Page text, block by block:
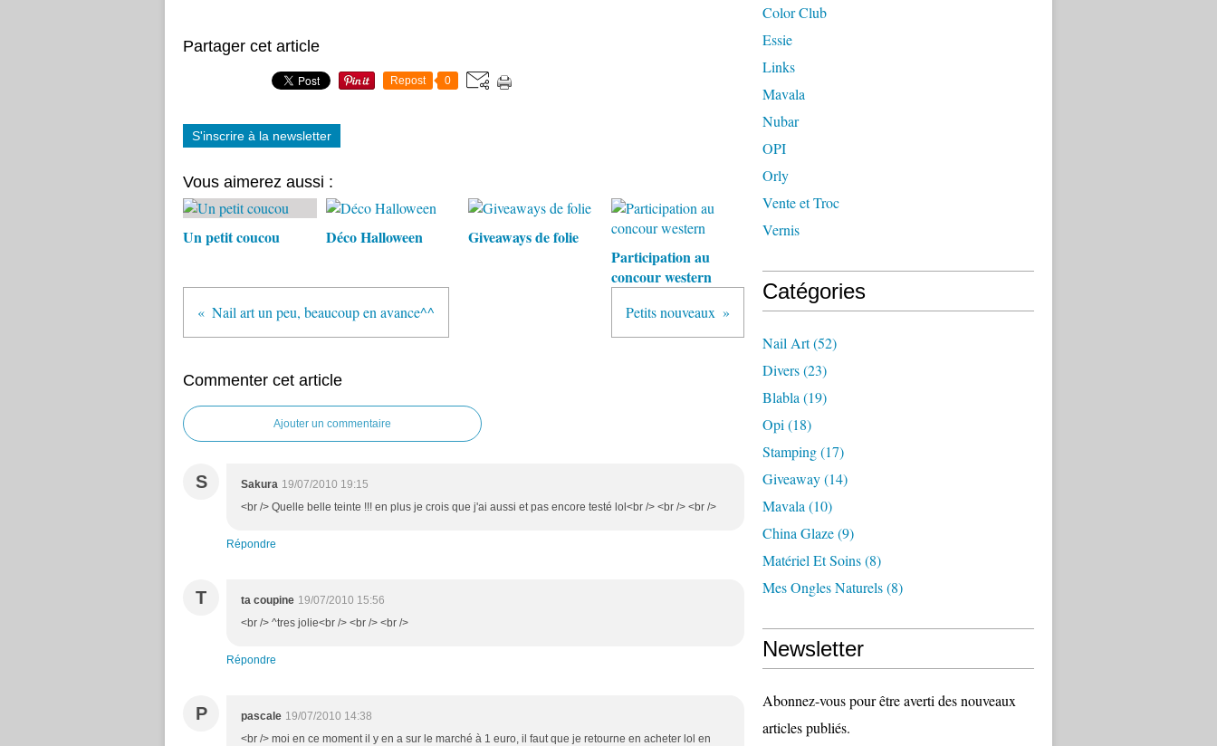
Partager cet article
Repost 0
S'inscrire à la newsletter
Vous aimerez aussi :
Un petit coucou Déco Halloween
Giveaways de folie
Participation au
concour western
Nail art un peu, beaucoup en avance^^ Petits nouveaux
Commenter cet article
Ajouter un commentaire
S Sakura 19/07/2010 19:15
<br /> Quelle belle teinte !!! en plus je crois que j'ai aussi et pas encore testé lol<br /> <br /> <br />
Répondre
T ta coupine 19/07/2010 15:56
<br /> ^tres jolie<br /> <br /> <br />
Répondre
P pascale 19/07/2010 14:38
<br /> moi en ce moment il y en a sur le marché à 1 euro, il faut que je retourne en acheter lol en
Color Club
Essie
Links
Mavala
Nubar
OPI
Orly
Vente et Troc
Vernis
Catégories
Nail Art(52)
Divers(23)
Blabla (19)
Opi (18)
Stamping(17)
Giveaway(14)
Mavala (10)
China Glaze(9)
Matériel Et Soins(8)
Mes Ongles Naturels(8)
Newsletter
Abonnez-vous pour être averti des nouveaux
articles publiés.